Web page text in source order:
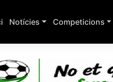
Notícies Competicions